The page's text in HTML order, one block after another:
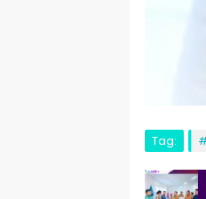
Tag: